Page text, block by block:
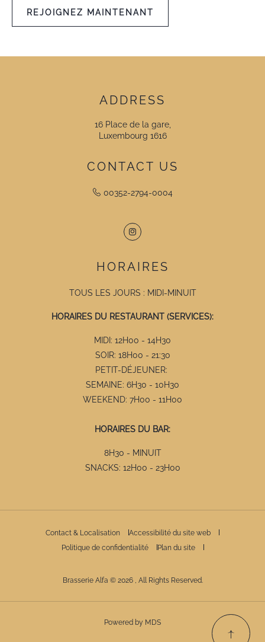
REJOIGNEZ MAINTENANT
REJOIGNEZ
ADDRESS
16 Place de la gare,
Luxembourg 1616
CONTACT US
00352-2794-0004
Instagram
HORAIRES
TOUS LES JOURS : MIDI-MINUIT
HORAIRES DU RESTAURANT (SERVICES):
MIDI: 12H00 - 14H30
SOIR: 18H00 - 21:30
PETIT-DÉJEUNER:
SEMAINE: 6H30 - 10H30
WEEKEND: 7H00 - 11H00
HORAIRES DU BAR:
8H30 - MINUIT
SNACKS: 12H00 - 23H00
Contact & Localisation
Accessibilité du site web
Politique de confidentialité
Plan du site
Brasserie Alfa © 2026 , All Rights Reserved.
Powered by MDS